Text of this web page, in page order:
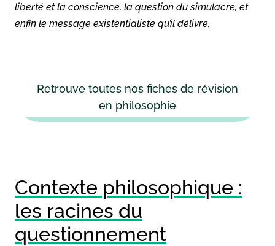
liberté et la conscience, la question du simulacre, et
enfin le message existentialiste qu’il délivre.
Retrouve toutes nos fiches de révision
en philosophie
Contexte philosophique :
les racines du
questionnement